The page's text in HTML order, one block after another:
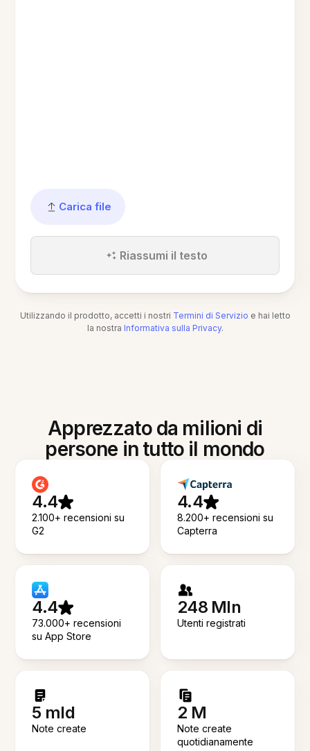
Carica file
Riassumi il testo
Utilizzando il prodotto, accetti i nostri Termini di Servizio e hai letto
la nostra Informativa sulla Privacy.
Apprezzato da milioni di
persone in tutto il mondo
4.4
2.100+ recensioni su
G2
4.4
8.200+ recensioni su
Capterra
4.4
73.000+ recensioni
su App Store
248 Mln
Utenti registrati
5 mld
Note create
2 M
Note create
quotidianamente